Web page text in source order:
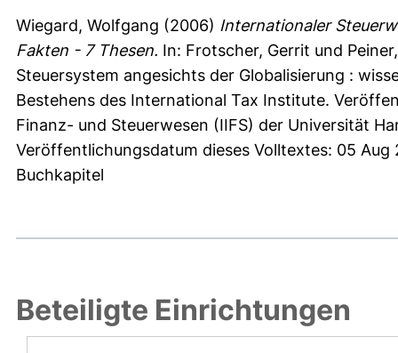
Wiegard, Wolfgang (2006) Internationaler
Fakten - 7 Thesen. In: Frotscher, Gerrit und
Steuersystem angesichts der Globalisierung :
Bestehens des International Tax Institute.
Finanz- und Steuerwesen (IIFS) der Universität
Veröffentlichungsdatum dieses Volltextes: 05 Aug
Buchkapitel
Beteiligte Einrichtungen